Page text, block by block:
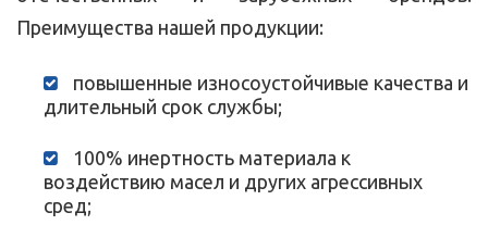
Преимущества нашей продукции:
повышенные износоустойчивые качества и
длительный срок службы;
100% инертность материала к
воздействию масел и других агрессивных
сред;